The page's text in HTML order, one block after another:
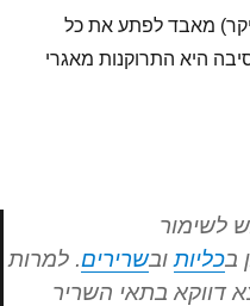
מאבד לפתע את כל
פטיש של 100 קילו. בד"כ הסיבה היא התרוקנות מאגרי
לשימור
בכליותובשרירים. למרות
דווקא בתאי השריר